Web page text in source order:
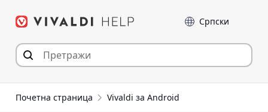
Језик
Почетна страница Vivaldi за Android